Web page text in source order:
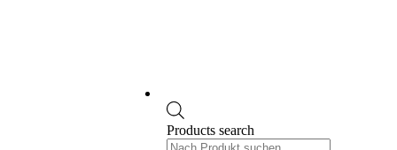
Products search